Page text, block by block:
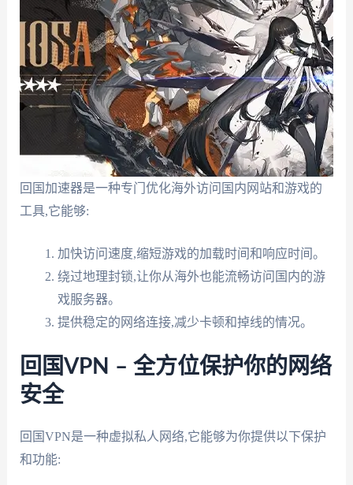
回国加速器是一种专门优化海外访问国内网站和游戏的
工具,它能够:
加快访问速度,缩短游戏的加载时间和响应时间。
绕过地理封锁,让你从海外也能流畅访问国内的游
戏服务器。
提供稳定的网络连接,减少卡顿和掉线的情况。
回国VPN – 全方位保护你的网络
安全
回国VPN是一种虚拟私人网络,它能够为你提供以下保护
和功能: